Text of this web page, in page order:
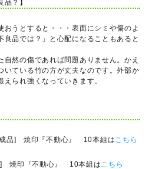
品？】
おうとすると・・・表面にシミや傷のよ
良品では？」と心配になることもあると
自然の傷であれば問題ありません。かえ
いている竹の方が丈夫なのです。外部か
られ強くなっていきます。
品] 焼印『不動心』 10本組はこちら
焼印『不動心』 10本組はこちら